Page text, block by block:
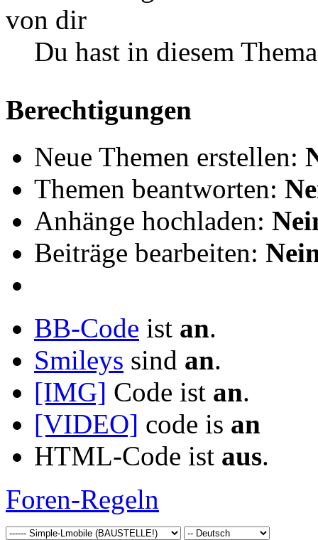
Du hast in diesem
Berechtigungen
Neue Themen erstellen:
Themen beantworten:
Anhänge hochladen:
Beiträge bearbeiten:
BB-Code ist an.
Smileys sind an.
[IMG] Code ist an.
[VIDEO] code is an
HTML-Code ist aus.
Foren-Regeln